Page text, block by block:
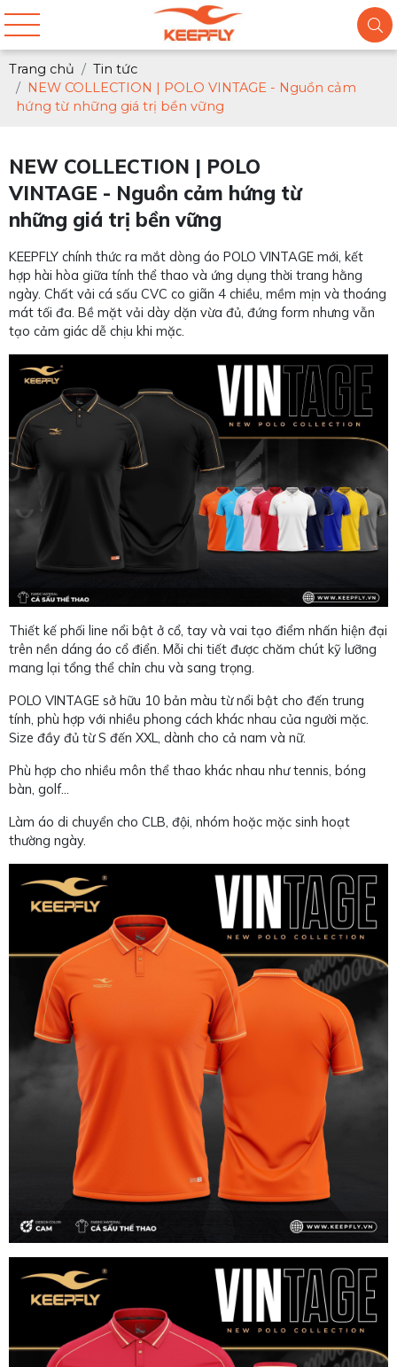
Trang chủ
Tin tức
NEW COLLECTION | POLO VINTAGE - Nguồn cảm
hứng từ những giá trị bền vững
NEW COLLECTION | POLO
VINTAGE - Nguồn cảm hứng từ
những giá trị bền vững
KEEPFLY chính thức ra mắt dòng áo POLO VINTAGE mới, kết
hợp hài hòa giữa tính thể thao và ứng dụng thời trang hằng
ngày. Chất vải cá sấu CVC co giãn 4 chiều, mềm mịn và thoáng
mát tối đa. Bề mặt vải dày dặn vừa đủ, đứng form nhưng vẫn
tạo cảm giác dễ chịu khi mặc.
Thiết kế phối line nổi bật ở cổ, tay và vai tạo điểm nhấn hiện đại
trên nền dáng áo cổ điển. Mỗi chi tiết được chăm chút kỹ lưỡng
mang lại tổng thể chỉn chu và sang trọng.
POLO VINTAGE sở hữu 10 bản màu từ nổi bật cho đến trung
tính, phù hợp với nhiều phong cách khác nhau của người mặc.
Size đầy đủ từ S đến XXL, dành cho cả nam và nữ.
Phù hợp cho nhiều môn thể thao khác nhau như tennis, bóng
bàn, golf…
Làm áo di chuyển cho CLB, đội, nhóm hoặc mặc sinh hoạt
thường ngày.